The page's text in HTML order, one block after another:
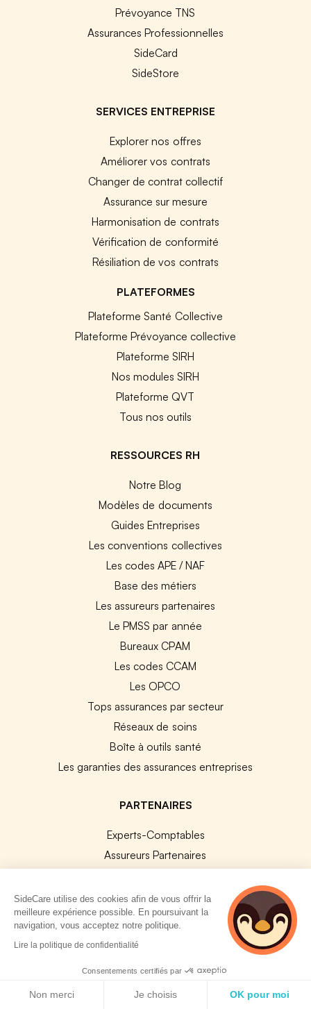
Prévoyance TNS
Assurances Professionnelles
SideCard
SideStore
SERVICES ENTREPRISE
Explorer nos offres
Améliorer vos contrats
Changer de contrat collectif
Assurance sur mesure
Harmonisation de contrats
Vérification de conformité
Résiliation de vos contrats
PLATEFORMES
Plateforme Santé Collective
Plateforme Prévoyance collective
Plateforme SIRH
Nos modules SIRH
Plateforme QVT
Tous nos outils
RESSOURCES RH
Notre Blog
Modèles de documents
Guides Entreprises
Les conventions collectives
Les codes APE / NAF
Base des métiers
Les assureurs partenaires
Le PMSS par année
Bureaux CPAM
Les codes CCAM
Les OPCO
Tops assurances par secteur
Réseaux de soins
Boîte à outils santé
Les garanties des assurances entreprises
PARTENAIRES
Experts-Comptables
Assureurs Partenaires
Lucca & SideCare
Nibelis & SideCare
Livi & SideCare
SideCare utilise des cookies afin de vous offrir la
meilleure expérience possible. En poursuivant la
navigation, vous acceptez notre politique.
Lire la politique de confidentialité
Consentements certifiés par
Non merci Je choisis OK pour moi
2 personnes
consultent
actuellement cette